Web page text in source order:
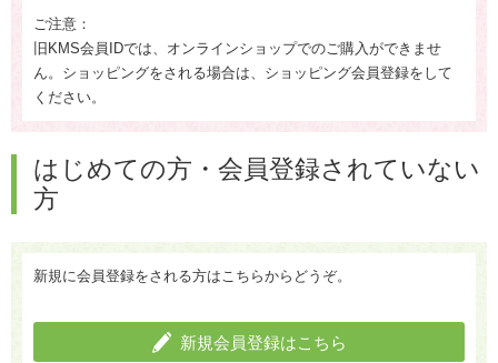
ご注意：
旧KMS会員IDでは、オンラインショップでのご購入ができませ
ん。ショッピングをされる場合は、ショッピング会員登録をして
ください。
はじめての方・会員登録されていない
方
新規に会員登録をされる方はこちらからどうぞ。
新規会員登録はこちら